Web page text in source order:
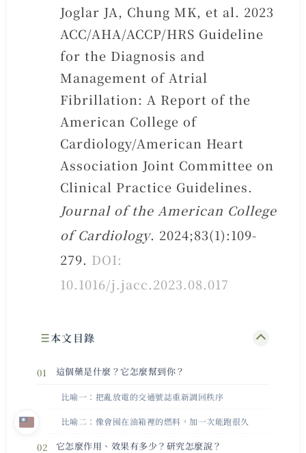
Joglar JA, Chung MK, et al. 2023
ACC/AHA/ACCP/HRS Guideline
for the Diagnosis and
Management of Atrial
Fibrillation: A Report of the
American College of
Cardiology/American Heart
Association Joint Committee on
Clinical Practice Guidelines.
Journal of the American College
of Cardiology. 2024;83(1):109-
279. DOI:
10.1016/j.jacc.2023.08.017
本文目錄
這個藥是什麼？它怎麼幫到你？
比喻一：把亂放電的交通號誌重新調回秩序
比喻二：像會囤在油箱裡的燃料，加一次能跑很久
它怎麼作用、效果有多少？研究怎麼說？